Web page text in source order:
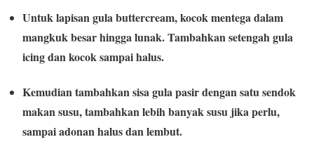
Untuk lapisan gula buttercream, kocok mentega dalam
mangkuk besar hingga lunak. Tambahkan setengah gula
icing dan kocok sampai halus.
Kemudian tambahkan sisa gula pasir dengan satu sendok
makan susu, tambahkan lebih banyak susu jika perlu,
sampai adonan halus dan lembut.